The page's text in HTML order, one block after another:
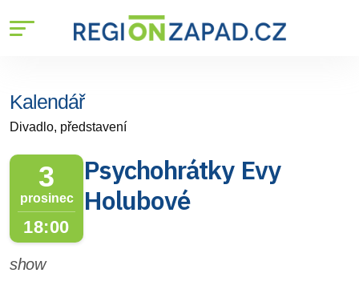
Kalendář
Divadlo, představení
3
prosinec
18:00
Psychohrátky Evy
Holubové
show